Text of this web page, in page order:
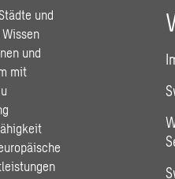
und
und
mit